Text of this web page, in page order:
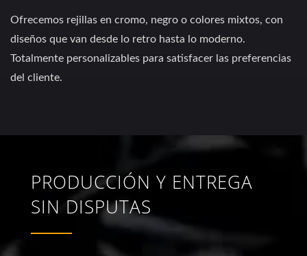
Ofrecemos rejillas en cromo, negro o colores mixtos, con
diseños que van desde lo retro hasta lo moderno.
Totalmente personalizables para satisfacer las preferencias
del cliente.
PRODUCCIÓN Y ENTREGA
SIN DISPUTAS